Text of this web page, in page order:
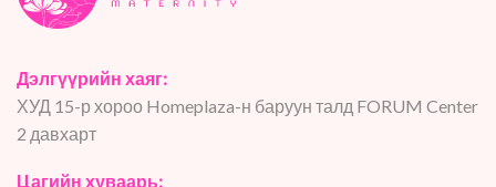
Дэлгүүрийн хаяг:
ХУД 15-р хороо Homeplaza-н баруун талд FORUM Center
2 давхарт
Цагийн хуваарь: